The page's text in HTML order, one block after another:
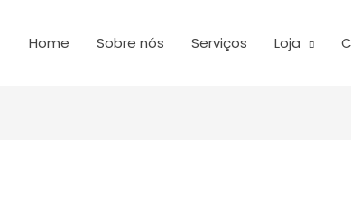
Home Sobre nós Serviços Loja